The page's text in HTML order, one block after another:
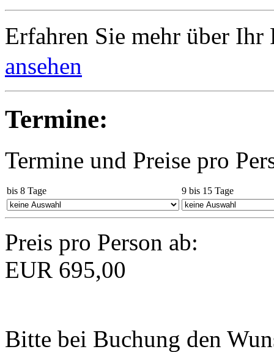
Erfahren Sie mehr über
ansehen
Termine:
Termine und Preise pro
bis 8 Tage 9 bis 15 Tage
Preis pro Person ab:
EUR 695,00
Bitte bei Buchung den